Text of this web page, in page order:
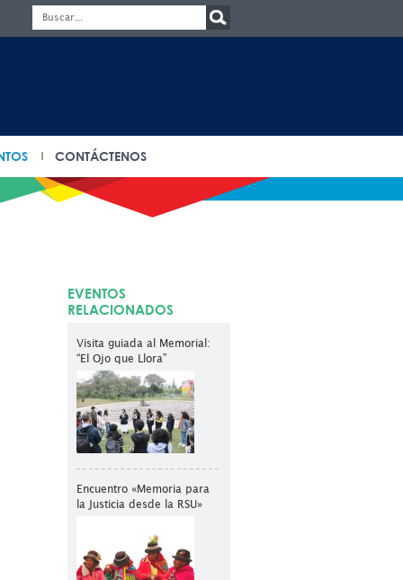
CONTÁCTENOS
EVENTOS
RELACIONADOS
Visita guiada al Memorial:
“El Ojo que Llora”
Encuentro «Memoria para
la Justicia desde la RSU»